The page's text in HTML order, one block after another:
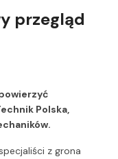
przegląd
Polska,
z grona